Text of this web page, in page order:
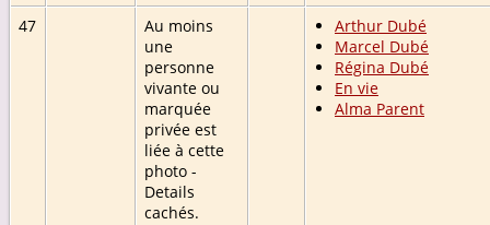
47
Au moins
une
personne
vivante ou
marquée
privée est
liée à cette
photo -
Details
cachés.
Arthur Dubé
Marcel Dubé
Régina Dubé
En vie
Alma Parent